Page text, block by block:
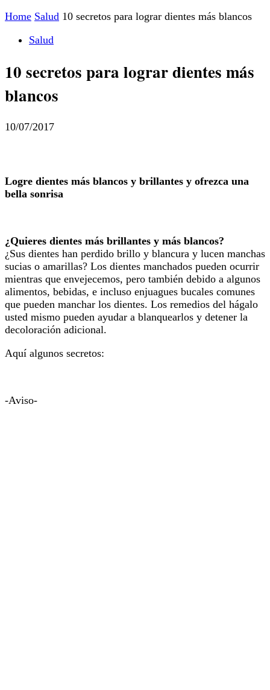
Home Salud 10 secretos para lograr dientes más blancos
Salud
10 secretos para lograr dientes más
blancos
10/07/2017
Logre dientes más blancos y brillantes y ofrezca una
bella sonrisa
¿Quieres dientes más brillantes y más blancos?
¿Sus dientes han perdido brillo y blancura y lucen manchas
sucias o amarillas? Los dientes manchados pueden ocurrir
mientras que envejecemos, pero también debido a algunos
alimentos, bebidas, e incluso enjuagues bucales comunes
que pueden manchar los dientes. Los remedios del hágalo
usted mismo pueden ayudar a blanquearlos y detener la
decoloración adicional.
Aquí algunos secretos:
-Aviso-